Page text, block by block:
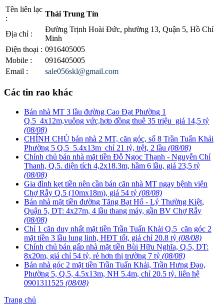
Tên liên lạc
:
Thái Trung Tín
Địa chỉ :
Đường Trịnh Hoài Đức, phường 13, Quận 5, Hồ Chí
Minh
Điện thoại : 0916405005
Mobile :
0916405005
Email : sale056skl@gmail.com
Các tin rao khác
Bán nhà MT 3 lầu đường Cao Đạt Phường 1
Q.5_4x12m,vuông vức,hợp đồng thuê 35 triệu_giá 14,5 tỷ
(08/08)
CHÍNH CHỦ bán nhà 2 MT, căn góc, số 8 Trần Tuấn Khải
Phường 5 Q.5_5.4x13m_chỉ 21 tỷ, trệt, 2 lầu (08/08)
Chính chủ bán nhà mặt tiền Đỗ Ngọc Thạnh - Nguyễn Chí
Thanh, Q.5. diện tích 4,2x18.3m, hầm 6 lầu, giá 23,5 tỷ
(08/08)
Gia đình kẹt tiền nên cần bán căn nhà MT ngay bệnh viện
Chợ Rẫy Q.5 (10mx18m), giá 54 tỷ (08/08)
Bán nhà mặt tiền đường Tăng Bạt Hổ - Lý Thường Kiệt,
Quận 5, DT: 4x27m, 4 lầu thang máy, gần BV Chợ Rẫy
(08/08)
Chỉ 1 căn duy nhất mặt tiền Trần Tuấn Khải Q.5_căn góc 2
mặt tiền 3 lầu lung linh, HĐT tốt, giá chỉ 20.8 tỷ (08/08)
Chính chủ bán gấp nhà mặt tiền Bùi Hữu Nghĩa, Q.5, DT:
8x20m, giá chỉ 54 tỷ, rẻ hơn thị trường 7 tỷ (08/08)
Bán nhà góc 2 mặt tiền Trần Tuấn Khải, Trần Hưng Đạo,
Phường 5, Q.5, 4.5x13m, NH 5.4m, chỉ 20.5 tỷ. liên hệ
0901311525 (08/08)
Trang chủ